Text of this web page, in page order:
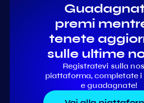
premi
tenete
sulle ultime
Registratevi sulla
piattaforma, completate
e guadagnate!